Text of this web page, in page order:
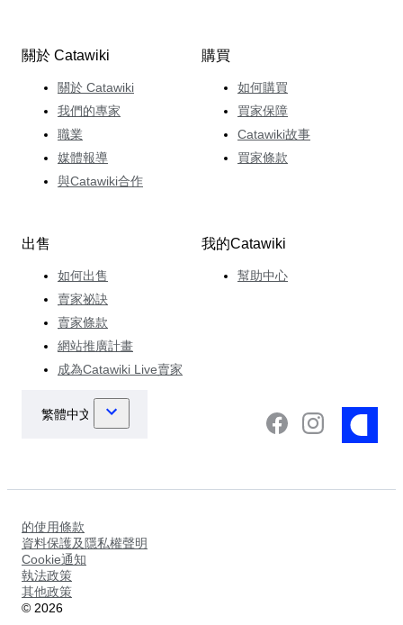
關於 Catawiki
關於 Catawiki
我們的專家
職業
媒體報導
與Catawiki合作
購買
如何購買
買家保障
Catawiki故事
買家條款
出售
如何出售
賣家祕訣
賣家條款
網站推廣計畫
成為Catawiki Live賣家
我的Catawiki
幫助中心
的使用條款
資料保護及隱私權聲明
Cookie通知
執法政策
其他政策
© 2026